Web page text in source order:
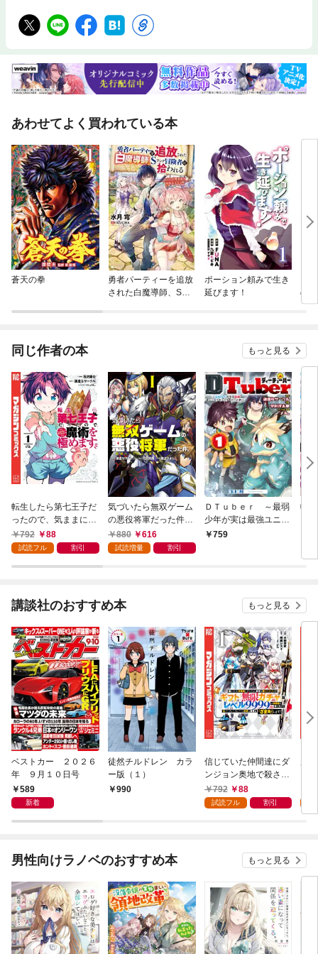
あわせてよく買われている本
蒼天の拳
勇者パーティーを追放
された白魔導師、Sラ
ポーション頼みで生き
延びます！
の
上
同じ作者の本 もっと見る
転生したら第七王子だ
ったので、気ままに魔
術を極めます（１）
792 88
試読フル 割引
気づいたら無双ゲーム
の悪役将軍だった件。
～破滅ルートはぶっ壊
す～(1)【電子特典付】
880 616
試読増量 割引
ＤＴｕｂｅｒ ～最弱
少年が実は最強ユニー
クモンスターだった件
759
転
講談社のおすすめ本 もっと見る
ベストカー ２０２６
年 ９月１０日号
589
新着
徒然チルドレン カラ
ー版（１）
990
信じていた仲間達にダ
ンジョン奥地で殺され
かけたがギフト『無限
ガチャ』でレベル９９
『ざまぁ！』します！
792 88
試読フル 割引
男性向けラノベのおすすめ本 もっと見る